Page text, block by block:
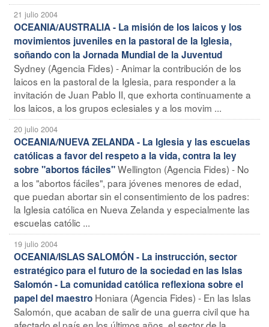
21 julio 2004
OCEANIA/AUSTRALIA - La misión de los laicos y los
movimientos juveniles en la pastoral de la Iglesia,
soñando con la Jornada Mundial de la Juventud
Sydney (Agencia Fides) - Animar la contribución de los
laicos en la pastoral de la Iglesia, para responder a la
invitación de Juan Pablo II, que exhorta continuamente a
los laicos, a los grupos eclesiales y a los movim ...
20 julio 2004
OCEANIA/NUEVA ZELANDA - La Iglesia y las escuelas
católicas a favor del respeto a la vida, contra la ley
sobre "abortos fáciles"Wellington (Agencia Fides) - No
a los "abortos fáciles", para jóvenes menores de edad,
que puedan abortar sin el consentimiento de los padres:
la Iglesia católica en Nueva Zelanda y especialmente las
escuelas católic ...
19 julio 2004
OCEANIA/ISLAS SALOMÓN - La instrucción, sector
estratégico para el futuro de la sociedad en las Islas
Salomón - La comunidad católica reflexiona sobre el
papel del maestro Honiara (Agencia Fides) - En las Islas
Salomón, que acaban de salir de una guerra civil que ha